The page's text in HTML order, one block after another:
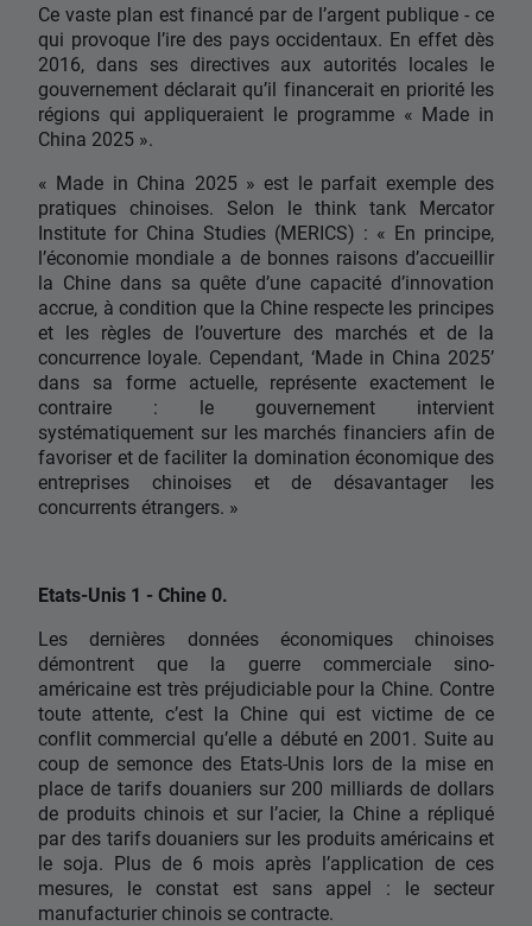
Ce vaste plan est financé par de l’argent publique - ce
qui provoque l’ire des pays occidentaux. En effet dès
2016, dans ses directives aux autorités locales le
gouvernement déclarait qu’il financerait en priorité les
régions qui appliqueraient le programme « Made in
China 2025 ».
« Made in China 2025 » est le parfait exemple des
pratiques chinoises. Selon le think tank Mercator
Institute for China Studies (MERICS) : « En principe,
l’économie mondiale a de bonnes raisons d’accueillir
la Chine dans sa quête d’une capacité d’innovation
accrue, à condition que la Chine respecte les principes
et les règles de l’ouverture des marchés et de la
concurrence loyale. Cependant, ‘Made in China 2025’
dans sa forme actuelle, représente exactement le
contraire : le gouvernement intervient
systématiquement sur les marchés financiers afin de
favoriser et de faciliter la domination économique des
entreprises chinoises et de désavantager les
concurrents étrangers. »
Etats-Unis 1 - Chine 0.
Les dernières données économiques chinoises
démontrent que la guerre commerciale sino-
américaine est très préjudiciable pour la Chine. Contre
toute attente, c’est la Chine qui est victime de ce
conflit commercial qu’elle a débuté en 2001. Suite au
coup de semonce des Etats-Unis lors de la mise en
place de tarifs douaniers sur 200 milliards de dollars
de produits chinois et sur l’acier, la Chine a répliqué
par des tarifs douaniers sur les produits américains et
le soja. Plus de 6 mois après l’application de ces
mesures, le constat est sans appel : le secteur
manufacturier chinois se contracte.